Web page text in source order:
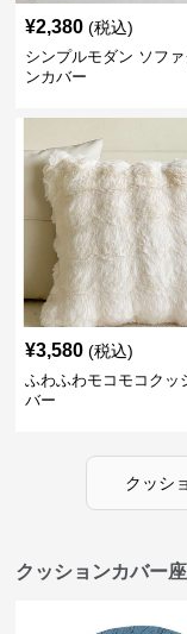
¥2,380 (税込)
シンプルモダン ソファ
ンカバー
¥3,580 (税込)
ふわふわモコモコクッ
バー
クッシ
クッションカバー